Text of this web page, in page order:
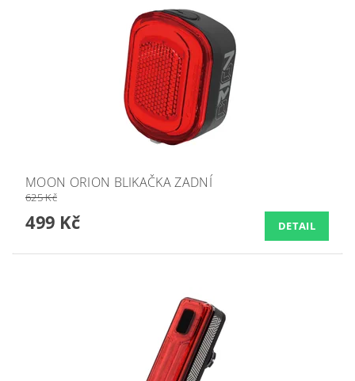
MOON ORION BLIKAČKA ZADNÍ
625 Kč
499 Kč DETAIL